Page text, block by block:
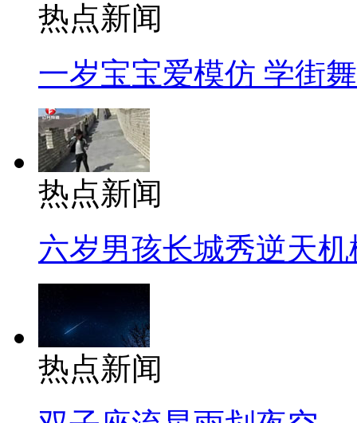
热点新闻
一岁宝宝爱模仿 学街
热点新闻
六岁男孩长城秀逆天机
热点新闻